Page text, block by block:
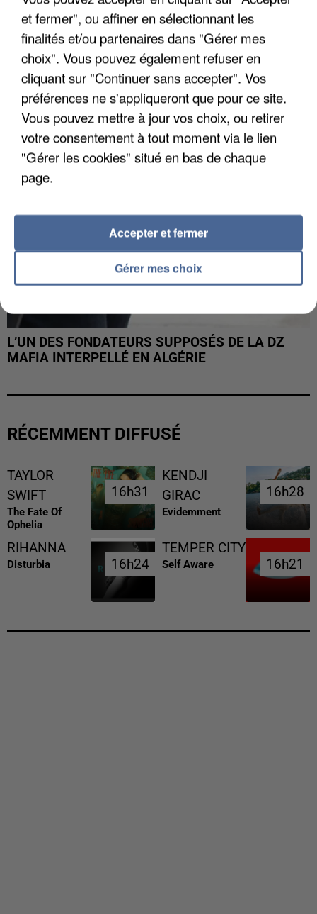
APRÈS TOUTES CES CANICULES, LES REFUGES
DE FAUNE SAUVAGE SONT...
L’UN DES FONDATEURS SUPPOSÉS DE LA DZ
MAFIA INTERPELLÉ EN ALGÉRIE
RÉCEMMENT DIFFUSÉ
TAYLOR
SWIFT
The Fate Of
Ophelia
16h31
16h31
KENDJI
GIRAC
Evidemment
16h28
16h28
RIHANNA
Disturbia 16h24
16h24
TEMPER CITY
Self Aware 16h21
16h21
et fermer", ou affiner en sélectionnant les
finalités et/ou partenaires dans "Gérer mes
choix". Vous pouvez également refuser en
cliquant sur "Continuer sans accepter". Vos
préférences ne s'appliqueront que pour ce site.
Vous pouvez mettre à jour vos choix, ou retirer
votre consentement à tout moment via le lien
"Gérer les cookies" situé en bas de chaque
page.
Gérer mes choix
Accepter et fermer